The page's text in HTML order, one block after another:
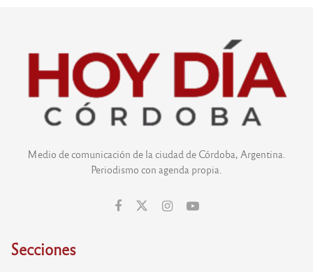
Medio de comunicación de la ciudad de Córdoba, Argentina.
Periodismo con agenda propia.
Secciones